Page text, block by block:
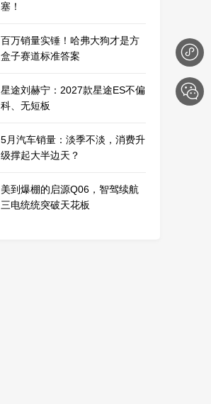
塞！
百万销量实锤！哈弗大狗才是方
盒子赛道标准答案
星途刘赫宁：2027款星途ES不偏
科、无短板
5月汽车销量：淡季不淡，消费升
级撑起大半边天？
美到爆棚的启源Q06，智驾续航
三电统统突破天花板